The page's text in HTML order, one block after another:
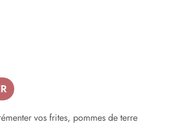
vos frites, pommes de terre